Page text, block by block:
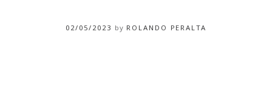
02/05/2023 by ROLANDO PERALTA